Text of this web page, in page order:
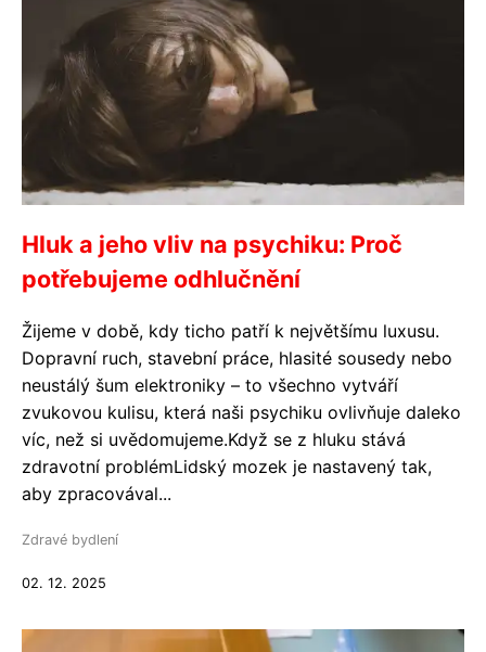
Hluk a jeho vliv na psychiku: Proč
potřebujeme odhlučnění
Žijeme v době, kdy ticho patří k největšímu luxusu.
Dopravní ruch, stavební práce, hlasité sousedy nebo
neustálý šum elektroniky – to všechno vytváří
zvukovou kulisu, která naši psychiku ovlivňuje daleko
víc, než si uvědomujeme.Když se z hluku stává
zdravotní problémLidský mozek je nastavený tak,
aby zpracovával...
Zdravé bydlení
02. 12. 2025